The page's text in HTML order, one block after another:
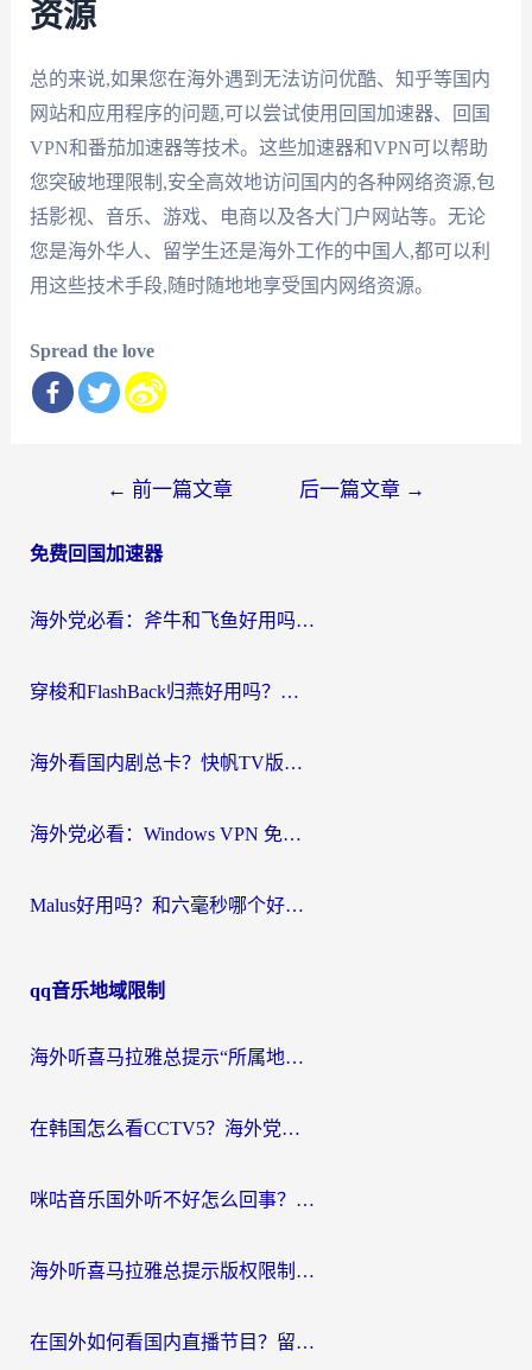
资源
总的来说,如果您在海外遇到无法访问优酷、知乎等国内
网站和应用程序的问题,可以尝试使用回国加速器、回国
VPN和番茄加速器等技术。这些加速器和VPN可以帮助
您突破地理限制,安全高效地访问国内的各种网络资源,包
括影视、音乐、游戏、电商以及各大门户网站等。无论
您是海外华人、留学生还是海外工作的中国人,都可以利
用这些技术手段,随时随地地享受国内网络资源。
Spread the love
导
← 前一篇文章 后一篇文章 →
免费回国加速器
海外党必看：斧牛和飞鱼好用吗？3步选对回国加速器，无缝刷剧玩国服
穿梭和FlashBack归燕好用吗？海外党亲测3款热门回国加速器，教你选对不踩坑
海外看国内剧总卡？快帆TV版VPN好用吗？和快滚VPN对比哪个回国效果更好？
海外党必看：Windows VPN 免费？别踩坑！教你选对好用的国内加速器无缝回国
Malus好用吗？和六毫秒哪个好？海外党选回国加速器的避坑指南
qq音乐地域限制
海外听喜马拉雅总提示“所属地区暂时无版权”？这个限制解除方法亲测有效！
在韩国怎么看CCTV5？海外党体育赛事+中文解说观看终极指南
咪咕音乐国外听不好怎么回事？海外党听歌自由的终极解决方案来了
海外听喜马拉雅总提示版权限制？3步解决+2个音乐平台问题全攻略
在国外如何看国内直播节目？留学生亲测有效的追剧加速指南